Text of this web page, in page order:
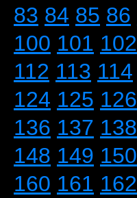
83 84 85 86
100 101 102
112 113 114
124 125 126
136 137 138
148 149 150
160 161 162